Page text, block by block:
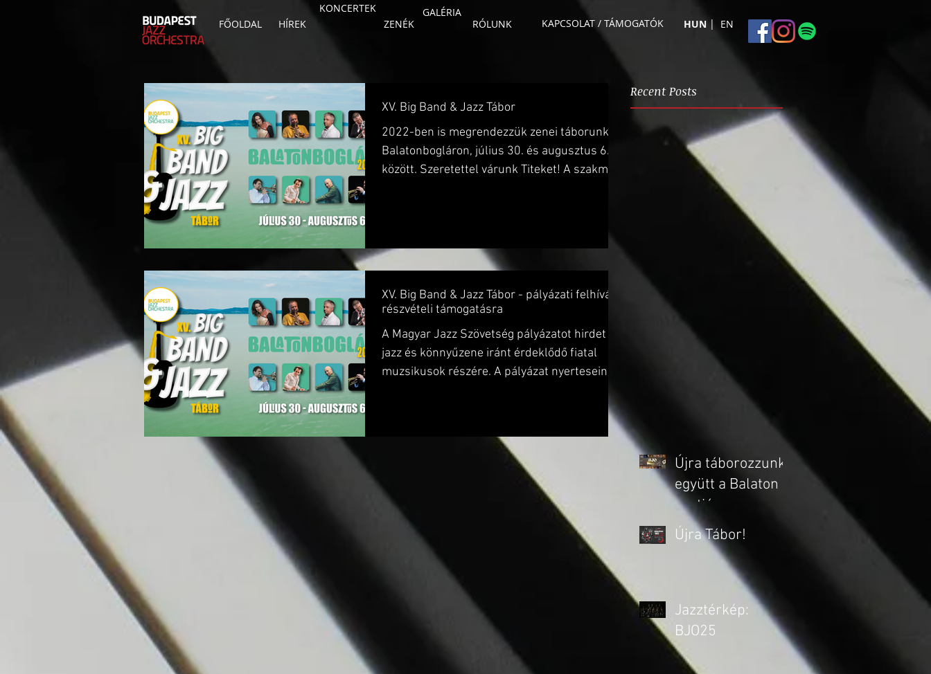
FŐOLDAL HÍREK
KONCERTEK
ZENÉK
GALÉRIA
RÓLUNK
KAPCSOLAT / TÁMOGATÓK HUN | EN
XV. Big Band & Jazz Tábor
2022-ben is megrendezzük zenei táborunkat
Balatonbogláron, július 30. és augusztus 6.
között. Szeretettel várunk Titeket! A szakmai
XV. Big Band & Jazz Tábor - pályázati felhívás
részvételi támogatásra
A Magyar Jazz Szövetség pályázatot hirdet a
jazz és könnyűzene iránt érdeklődő fiatal
muzsikusok részére. A pályázat nyerteseinek
Recent Posts
Újra táborozzunk
együtt a Balaton
partján -
nemzetközi
oktatókkal!
Újra Tábor!
Jazztérkép:
BJO25